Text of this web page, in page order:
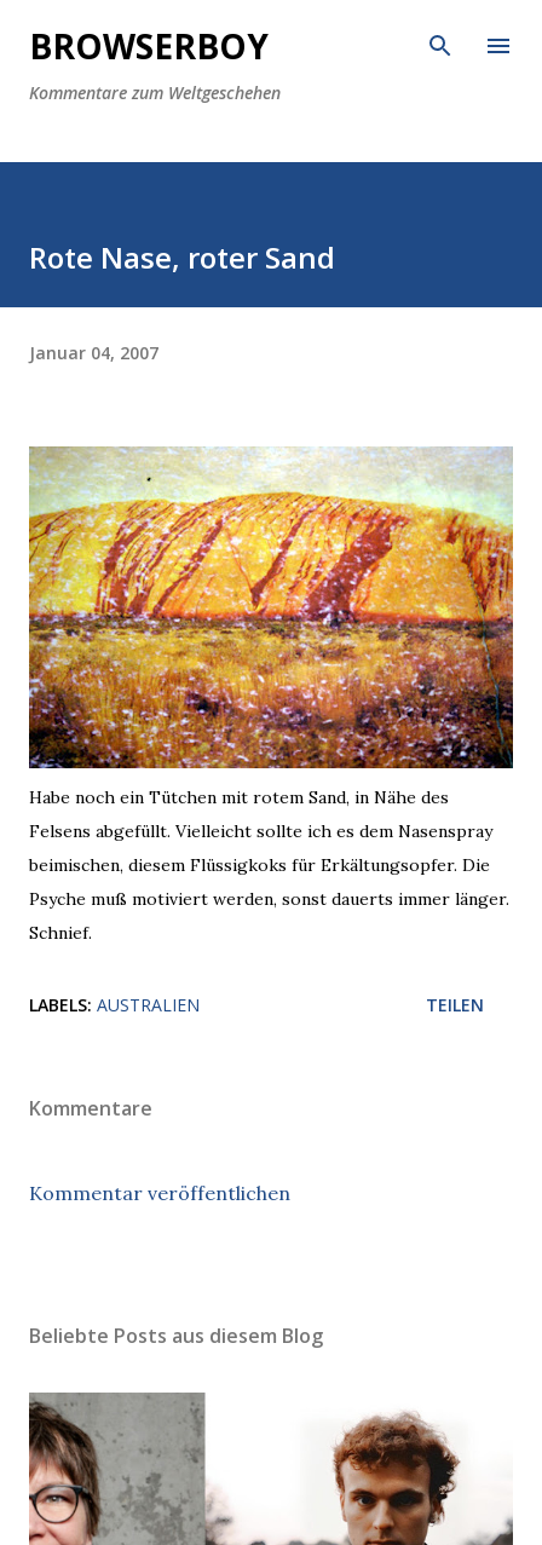
Direkt zum Hauptbereich
BROWSERBOY
Kommentare zum Weltgeschehen
Rote Nase, roter Sand
Januar 04, 2007
Habe noch ein Tütchen mit rotem Sand, in Nähe des
Felsens abgefüllt. Vielleicht sollte ich es dem Nasenspray
beimischen, diesem Flüssigkoks für Erkältungsopfer. Die
Psyche muß motiviert werden, sonst dauerts immer länger.
Schnief.
LABELS: AUSTRALIEN TEILEN
Kommentare
Kommentar veröffentlichen
Beliebte Posts aus diesem Blog